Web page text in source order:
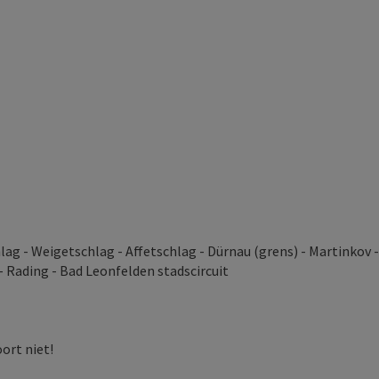
- Weigetschlag - Affetschlag - Dürnau (grens) - Martinkov -
Rading - Bad Leonfelden stadscircuit
niet!